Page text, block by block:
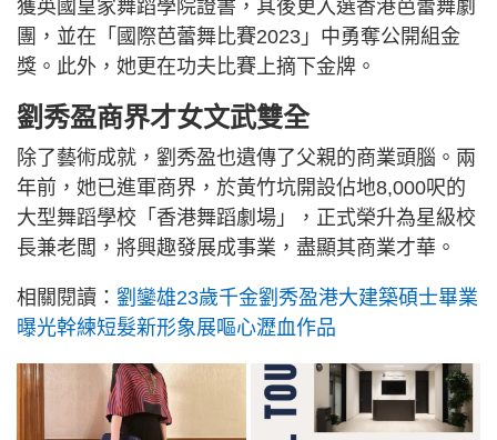
獲英國皇家舞蹈學院證書，其後更入選香港芭蕾舞劇
團，並在「國際芭蕾舞比賽2023」中勇奪公開組金
獎。此外，她更在功夫比賽上摘下金牌。
劉秀盈商界才女文武雙全
除了藝術成就，劉秀盈也遺傳了父親的商業頭腦。兩
年前，她已進軍商界，於黃竹坑開設佔地8,000呎的
大型舞蹈學校「香港舞蹈劇場」，正式榮升為星級校
長兼老闆，將興趣發展成事業，盡顯其商業才華。
相關閱讀： 劉鑾雄23歲千金劉秀盈港大建築碩士畢業
曝光幹練短髮新形象展嘔心瀝血作品